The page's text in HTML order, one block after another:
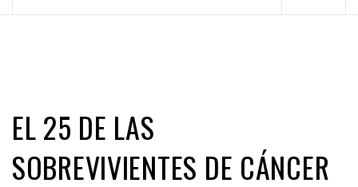
EL 25 DE LAS
SOBREVIVIENTES DE CÁNCER